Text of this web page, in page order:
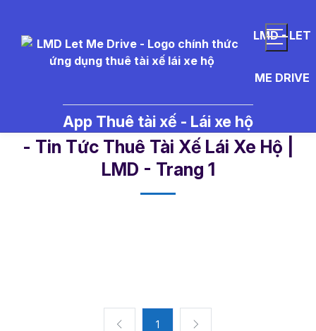
LMD - LET
ME DRIVE
App Thuê tài xế - Lái xe hộ
- Tin Tức Thuê Tài Xế Lái Xe Hộ |
LMD - Trang 1​
1